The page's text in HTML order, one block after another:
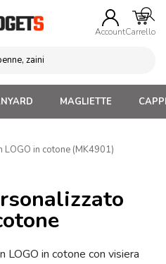
AccountCarrello
MAGLIETTE
in cotone (MK4901)
LOGO in cotone con visiera